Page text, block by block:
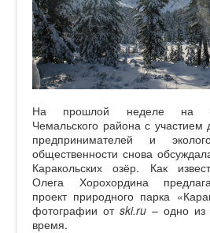
На прошлой неделе на
Чемальского района с участием
предпринимателей и
общественности снова
Каракольских озёр. Как
Олега Хорохордина
проект природного парка
фотографии от ski.ru – одно из
время.